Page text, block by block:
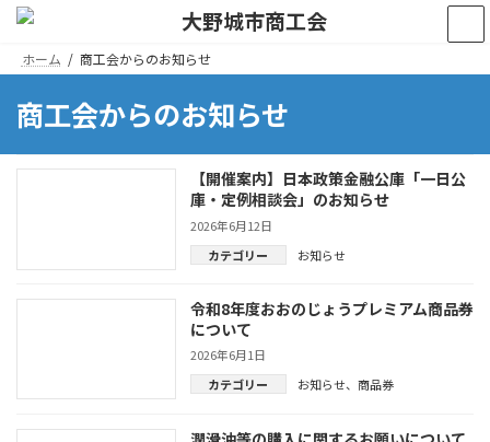
ン
キ
ー
に
ホーム 商工会からのお知らせ
商工会からのお知らせ
【開催案内】日本政策金融公庫「一日公
庫・定例相談会」のお知らせ
2026年6月12日
カテゴリー
お知らせ
令和8年度おおのじょうプレミアム商品券
について
2026年6月1日
カテゴリー
お知らせ、 商品券